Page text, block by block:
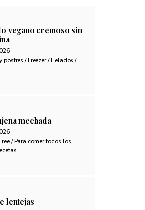
vegano cremoso sin
postres / Freezer / Helados /
mechada
/ Para comer todos los
lentejas